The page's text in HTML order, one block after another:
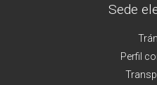
Sede
Perfil